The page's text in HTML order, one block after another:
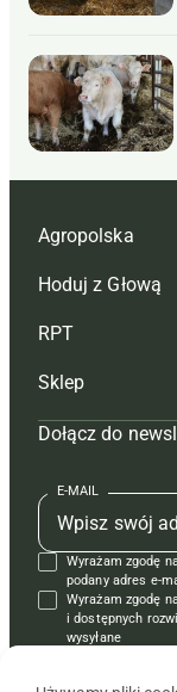
Agropolska
Redakcja
Reklama
Tagi
Mapa serwisu
Kontakt
Regulamin
Polityka
Hoduj z Głową
Hoduj z głową
Hoduj z głową
Prenumerata
Redakcja
Kontakt
Reklama
RPT
Redakcja
Prenumerata
Reklama
Kontakt
Krzyżówki
Sklep
Czasopisma i
Książki
Regulamin
Dołącz do
E-MAIL
Wyrażam zgodę
podany adres e-
Wyrażam zgodę
i dostępnych
wysyłane